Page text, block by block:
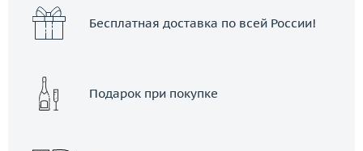
Бесплатная доставка по всей России!
Подарок при покупке